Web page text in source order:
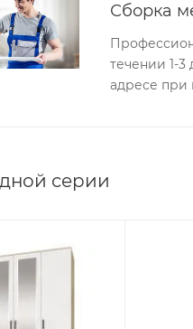
Сборка
течении 1-
адресе при
серии